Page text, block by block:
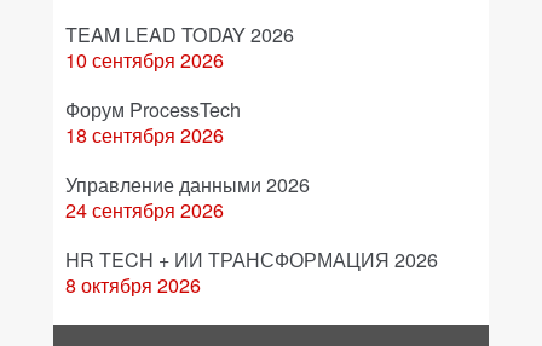
TEAM LEAD TODAY 2026
10 сентября 2026
Форум ProcessTech
18 сентября 2026
Управление данными 2026
24 сентября 2026
HR TECH + ИИ ТРАНСФОРМАЦИЯ 2026
8 октября 2026